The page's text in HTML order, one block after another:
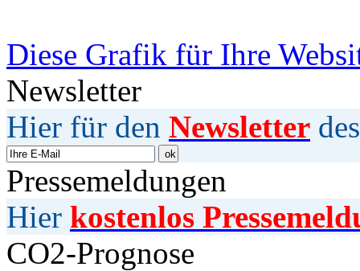
Diese Grafik für Ihre
Newsletter
Hier für den Newsletter
Pressemeldungen
Hier kostenlos
CO2-Prognose